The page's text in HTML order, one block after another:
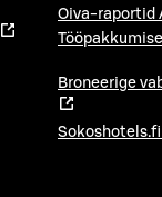
Oiva-raportid
Broneerige
Sokoshotels.fi